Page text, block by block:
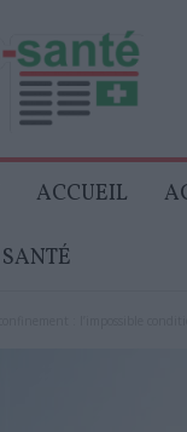
ACCUEIL
SANTÉ